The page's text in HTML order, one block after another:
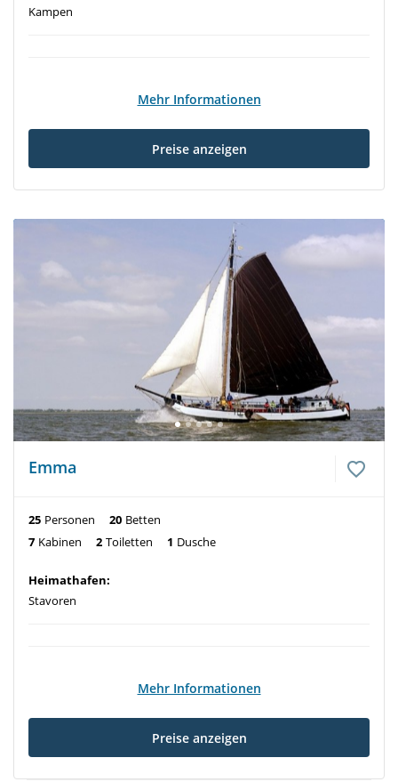
Kampen
Mehr Informationen
Preise anzeigen
Emma
25 Personen 20 Betten
7 Kabinen 2 Toiletten 1 Dusche
Heimathafen:
Stavoren
Mehr Informationen
Preise anzeigen